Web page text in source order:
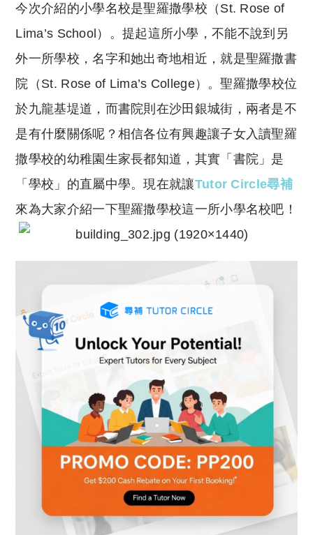
p
y
Li
n
k
at
s
A
p
p
今次介紹的小學名校是聖羅撒學校（St. Rose of
Lima’s School）。提起這所小學，不能不說到另
外一所學校，名字和她出奇地相近，就是聖羅撒書
院（St. Rose of Lima’s College）。聖羅撒學校位
於九龍基堤道，而書院則在沙田銀城街，兩者是不
是有什麼關係呢？相信各位有興趣讓子女入讀聖羅
撒學校的幼稚園生家長都知道，其實「書院」是
「學校」的直屬中學。現在就讓Tutor Circle尋補
來為大家介紹一下聖羅撒學校這一所小學名校吧！